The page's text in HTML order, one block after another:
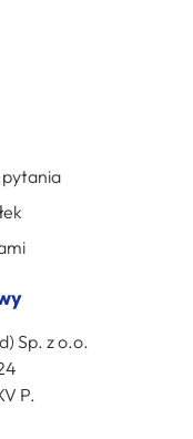
pytania
Sp. z o.o.
P.